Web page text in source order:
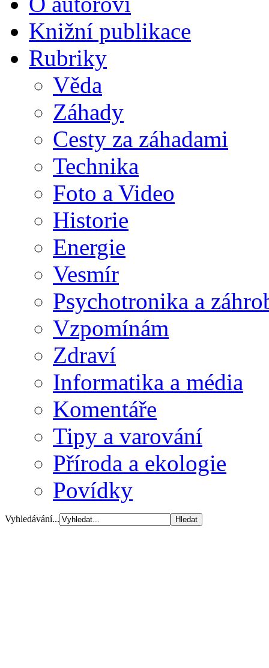
Knižní publikace
Rubriky
Věda
Záhady
Cesty za záhadami
Technika
Foto a Video
Historie
Energie
Vesmír
Psychotronika a
Vzpomínám
Zdraví
Informatika a média
Komentáře
Tipy a varování
Příroda a ekologie
Povídky
Vyhledávání...